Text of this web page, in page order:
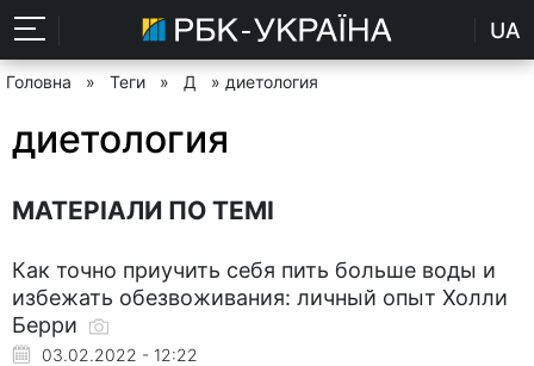
UA
Головна » Теги » Д » диетология
диетология
МАТЕРІАЛИ ПО ТЕМІ
Как точно приучить себя пить больше воды и
избежать обезвоживания: личный опыт Холли
Берри
03.02.2022 - 12:22